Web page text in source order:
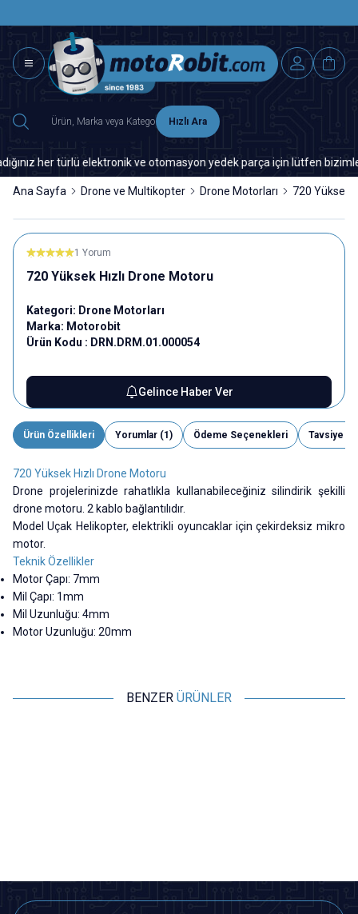
Hızlı Ara
her türlü elektronik ve otomasyon yedek parça için lütfen bizimle
Ana Sayfa Drone ve Multikopter Drone Motorları 720 Yüksek
1 Yorum
720 Yüksek Hızlı Drone Motoru
Kategori: Drone Motorları
Marka: Motorobit
Ürün Kodu : DRN.DRM.01.000054
Gelince Haber Ver
Ürün Özellikleri Yorumlar (1) Ödeme Seçenekleri Tavsiye Et
720 Yüksek Hızlı Drone Motoru
Drone projelerinizde rahatlıkla kullanabileceğiniz silindirik şekilli
drone motoru. 2 kablo bağlantılıdır.
Model Uçak Helikopter, elektrikli oyuncaklar için çekirdeksiz mikro
motor.
Teknik Özellikler
Motor Çapı: 7mm
Mil Çapı: 1mm
Mil Uzunluğu: 4mm
Motor Uzunluğu: 20mm
BENZER ÜRÜNLER